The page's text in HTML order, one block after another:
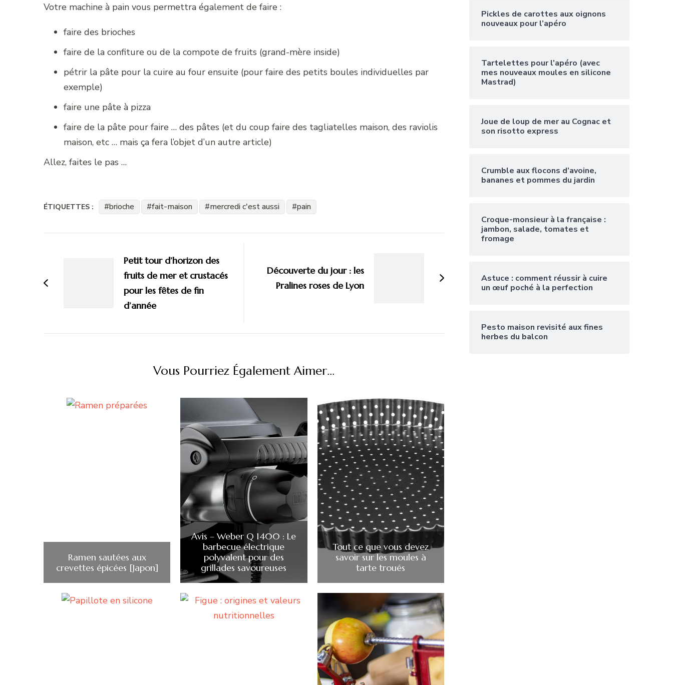
Votre machine à pain vous permettra également de faire :
faire des brioches
faire de la confiture ou de la compote de fruits (grand-mère inside)
pétrir la pâte pour la cuire au four ensuite (pour faire des petits boules individuelles par
exemple)
faire une pâte à pizza
faire de la pâte pour faire … des pâtes (et du coup faire des tagliatelles maison, des raviolis
maison, etc … mais ça fera l’objet d’un autre article)
Allez, faites le pas …
ÉTIQUETTES : brioche fait-maison mercredi c'est aussi pain
Petit tour d’horizon des
fruits de mer et crustacés
pour les fêtes de fin
d’année
Découverte du jour : les
Pralines roses de Lyon
Vous Pourriez Également Aimer...
Ramen sautées aux
crevettes épicées [Japon]
Avis – Weber Q 1400 : Le
barbecue électrique
polyvalent pour des
grillades savoureuses
Tout ce que vous devez
savoir sur les moules à
tarte troués
Pickles de carottes aux oignons
nouveaux pour l’apéro
Tartelettes pour l’apéro (avec
mes nouveaux moules en silicone
Mastrad)
Joue de loup de mer au Cognac et
son risotto express
Crumble aux flocons d’avoine,
bananes et pommes du jardin
Croque-monsieur à la française :
jambon, salade, tomates et
fromage
Astuce : comment réussir à cuire
un œuf poché à la perfection
Pesto maison revisité aux fines
herbes du balcon